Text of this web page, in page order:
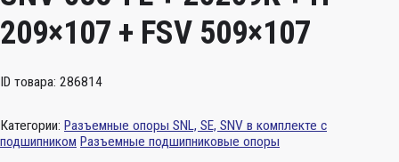
209×107 + FSV 509×107
ID товара: 286814
Категории: Разъемные опоры SNL, SE, SNV в комплекте с
подшипником Разъемные подшипниковые опоры